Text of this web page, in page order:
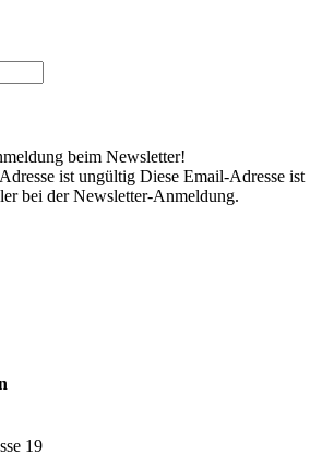
beim Newsletter!
ist ungültig Diese Email-Adresse ist
bei der Newsletter-Anmeldung.
19